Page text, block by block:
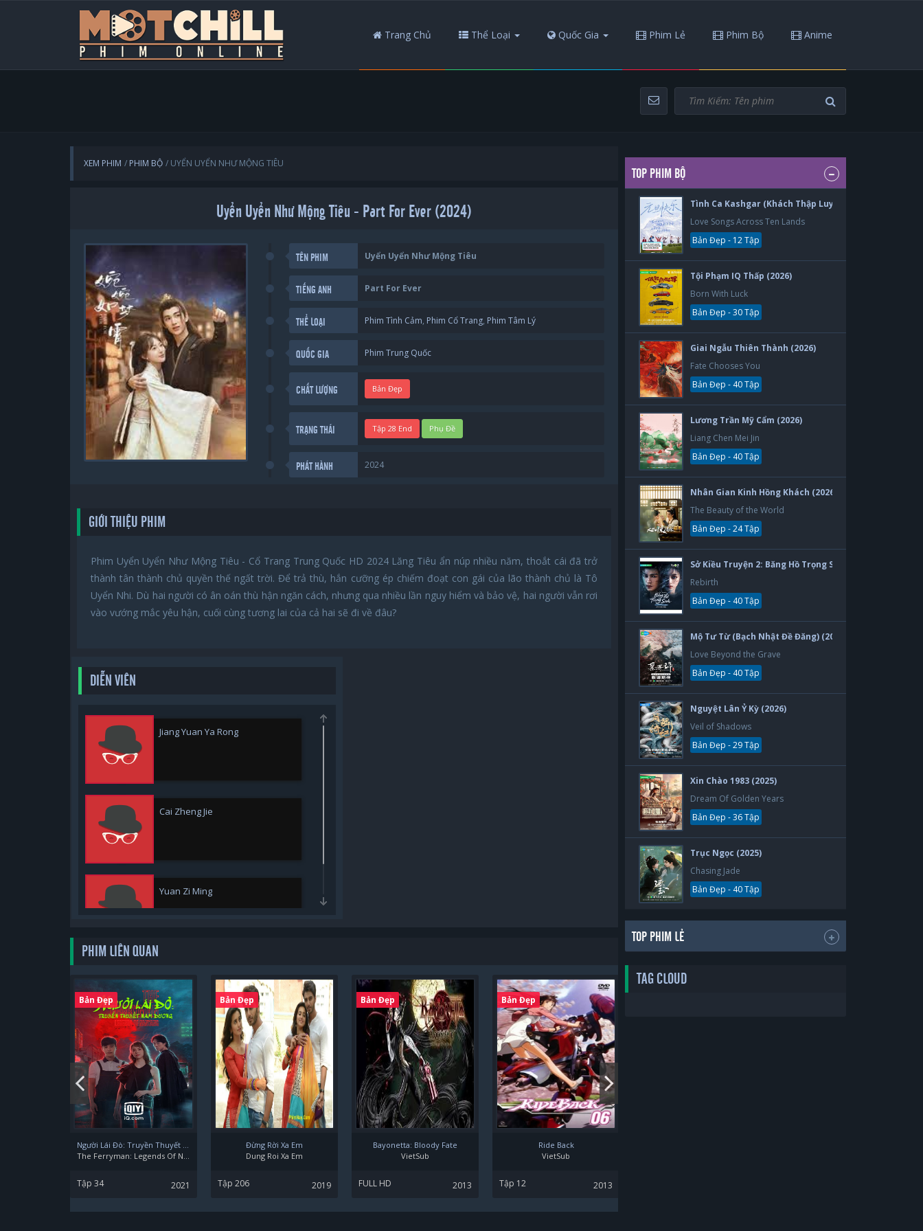
Trang Chủ Thể Loại Quốc Gia Phim Lẻ Phim Bộ Anime
XEM PHIM PHIM BỘ UYỂN UYỂN NHƯ MỘNG TIÊU
Uyển Uyển Như Mộng Tiêu - Part For Ever (2024)
TÊN PHIM Uyển Uyển Như Mộng Tiêu
TIẾNG ANH Part For Ever
THỂ LOẠI Phim Tình Cảm, Phim Cổ Trang, Phim Tâm Lý
QUỐC GIA Phim Trung Quốc
CHẤT LƯỢNG Bản Đẹp
TRẠNG THÁI Tập 28 End Phụ Đề
PHÁT HÀNH 2024
GIỚI THIỆU PHIM
Phim Uyển Uyển Như Mộng Tiêu - Cổ Trang Trung Quốc HD 2024 Lăng Tiêu ẩn núp nhiều năm, thoắt cái đã trở
thành tân thành chủ quyền thế ngất trời. Để trả thù, hắn cưỡng ép chiếm đoạt con gái của lão thành chủ là Tô
Uyển Nhi. Dù hai người có ân oán thù hận ngăn cách, nhưng qua nhiều lần nguy hiểm và bảo vệ, hai người vẫn rơi
vào vướng mắc yêu hận, cuối cùng tương lai của cả hai sẽ đi về đâu?
DIỄN VIÊN
Jiang Yuan Ya Rong
Cai Zheng Jie
Yuan Zi Ming
PHIM LIÊN QUAN
Bản Đẹp
Người Lái Đò: Truyền Thuyết Nam Dương
The Ferryman: Legends Of Nanyang
Tập 34 2021
Bản Đẹp
Đừng Rời Xa Em
Dung Roi Xa Em
Tập 206 2019
Bản Đẹp
Bayonetta: Bloody Fate
VietSub
FULL HD 2013
Bản Đẹp
Ride Back
VietSub
Tập 12 2013
TOP PHIM BỘ
Tình Ca Kashgar (Khách Thập Luyến Ca) (2026)
Love Songs Across Ten Lands
Bản Đẹp - 12 Tập
Tội Phạm IQ Thấp (2026)
Born With Luck
Bản Đẹp - 30 Tập
Giai Ngẫu Thiên Thành (2026)
Fate Chooses You
Bản Đẹp - 40 Tập
Lương Trần Mỹ Cẩm (2026)
Liang Chen Mei Jin
Bản Đẹp - 40 Tập
Nhân Gian Kinh Hồng Khách (2026)
The Beauty of the World
Bản Đẹp - 24 Tập
Sở Kiều Truyện 2: Băng Hồ Trọng Sinh (2026)
Rebirth
Bản Đẹp - 40 Tập
Mộ Tư Từ (Bạch Nhật Đề Đăng) (2026)
Love Beyond the Grave
Bản Đẹp - 40 Tập
Nguyệt Lân Ỷ Kỳ (2026)
Veil of Shadows
Bản Đẹp - 29 Tập
Xin Chào 1983 (2025)
Dream Of Golden Years
Bản Đẹp - 36 Tập
Trục Ngọc (2025)
Chasing Jade
Bản Đẹp - 40 Tập
TOP PHIM LẺ
TAG CLOUD